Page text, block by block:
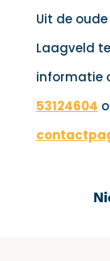
Uit de
Laagveld
informatie
53124604